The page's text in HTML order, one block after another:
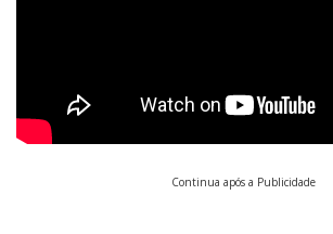
Continua após a Publicidade